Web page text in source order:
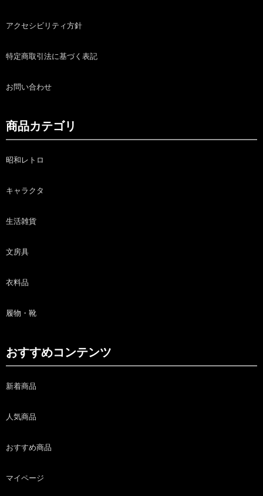
アクセシビリティ方針
特定商取引法に基づく表記
お問い合わせ
商品カテゴリ
昭和レトロ
キャラクタ
生活雑貨
文房具
衣料品
履物・靴
おすすめコンテンツ
新着商品
人気商品
おすすめ商品
マイページ